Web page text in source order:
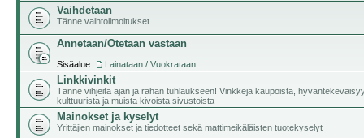
Vaihdetaan
Tänne vaihtoilmoitukset
Annetaan/Otetaan vastaan
Sisäalue: Lainataan / Vuokrataan
Linkkivinkit
Tänne vihjeitä ajan ja rahan tuhlaukseen! Vinkkejä kaupoista,
kulttuurista ja muista kivoista sivustoista
Mainokset ja kyselyt
Yrittäjien mainokset ja tiedotteet sekä mattimeikäläisten tuotekyselyt